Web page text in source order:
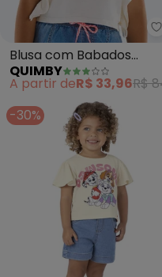
Blusa com Babados
Menina (Bege)
QUIMBY
A partir deR$ 33,96R$
-30%